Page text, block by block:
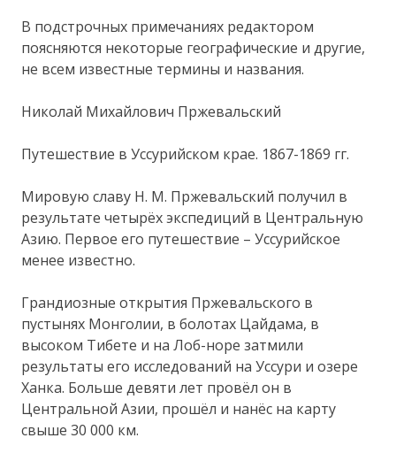
В подстрочных примечаниях редактором
поясняются некоторые географические и другие,
не всем известные термины и названия.
Николай Михайлович Пржевальский
Путешествие в Уссурийском крае. 1867-1869 гг.
Мировую славу H. M. Пржевальский получил в
результате четырёх экспедиций в Центральную
Азию. Первое его путешествие – Уссурийское
менее известно.
Грандиозные открытия Пржевальского в
пустынях Монголии, в болотах Цайдама, в
высоком Тибете и на Лоб-норе затмили
результаты его исследований на Уссури и озере
Ханка. Больше девяти лет провёл он в
Центральной Азии, прошёл и нанёс на карту
свыше 30 000 км.